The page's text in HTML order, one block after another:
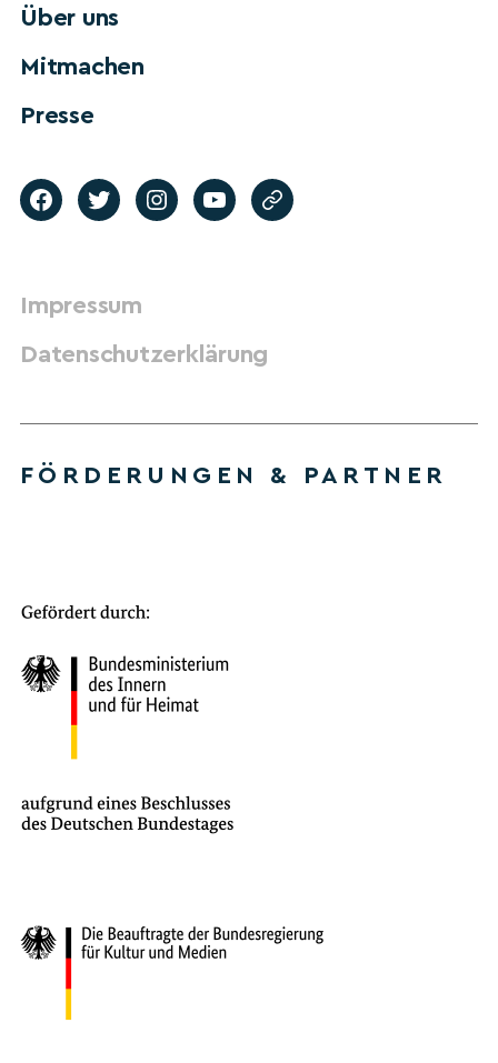
Über uns
Mitmachen
Presse
Impressum
Datenschutzerklärung
FÖRDERUNGEN & PARTNER